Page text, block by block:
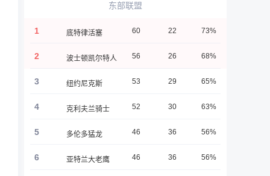
东部联盟
1 底特律活塞 60 22 73%
2 波士顿凯尔特人 56 26 68%
3 纽约尼克斯 53 29 65%
4 克利夫兰骑士 52 30 63%
5 多伦多猛龙 46 36 56%
6 亚特兰大老鹰 46 36 56%